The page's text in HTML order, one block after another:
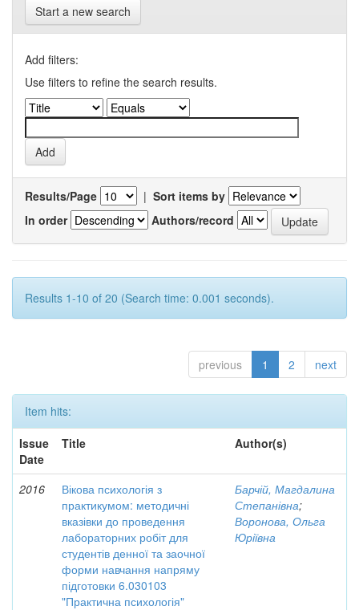
Start a new search
Add filters:
Use filters to refine the search results.
Results/Page | Sort items by
In order
Authors/record
Results 1-10 of 20 (Search time: 0.001 seconds).
previous 1 2 next
Item hits:
Issue
Date
Title Author(s)
2016
Вікова психологія з
практикумом: методичні
вказівки до проведення
лабораторних робіт для
студентів денної та заочної
форми навчання напряму
підготовки 6.030103
"Практична психологія"
Барчій, Магдалина
Степанівна;
Воронова, Ольга
Юріївна